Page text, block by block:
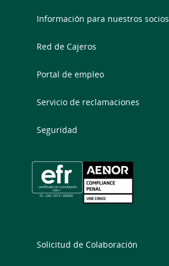
Información para nuestros socios
Red de Cajeros
Portal de empleo
Servicio de reclamaciones
Seguridad
Solicitud de Colaboración